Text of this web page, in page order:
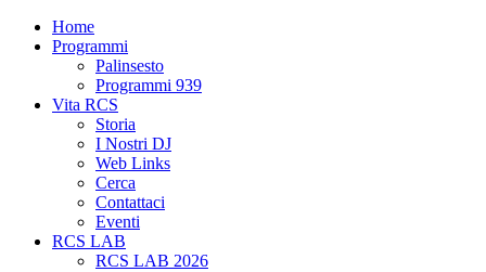
Home
Programmi
Palinsesto
Programmi 939
Vita RCS
Storia
I Nostri DJ
Web Links
Cerca
Contattaci
Eventi
RCS LAB
RCS LAB 2026